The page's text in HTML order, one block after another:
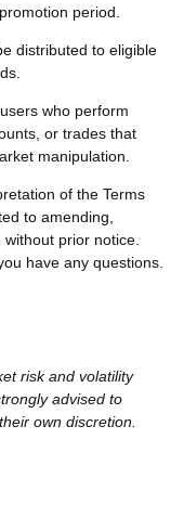
period.
distributed to eligible
who perform
or trades that
manipulation.
of the Terms
to amending,
prior notice.
have any questions.
risk and volatility
advised to
own discretion.